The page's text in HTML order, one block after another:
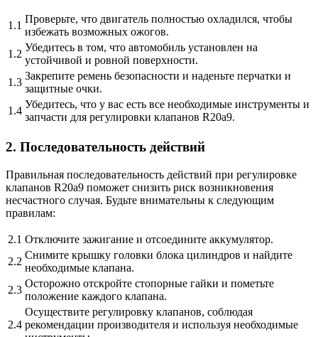
1.1
Проверьте, что двигатель полностью охладился, чтобы
избежать возможных ожогов.
1.2
Убедитесь в том, что автомобиль установлен на
устойчивой и ровной поверхности.
1.3
Закрепите ремень безопасности и наденьте перчатки и
защитные очки.
1.4
Убедитесь, что у вас есть все необходимые инструменты и
запчасти для регулировки клапанов R20a9.
2. Последовательность действий
Правильная последовательность действий при регулировке
клапанов R20a9 поможет снизить риск возникновения
несчастного случая. Будьте внимательны к следующим
правилам:
2.1 Отключите зажигание и отсоедините аккумулятор.
2.2
Снимите крышку головки блока цилиндров и найдите
необходимые клапана.
2.3
Осторожно отскройте стопорные гайки и пометьте
положение каждого клапана.
2.4
Осуществите регулировку клапанов, соблюдая
рекомендации производителя и используя необходимые